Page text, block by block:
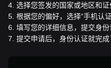
4 选择您签发的国家或地区和证
5 根据您的偏好，选择“手机认证
6 填写您的详细信息，提交身份
7 提交申请后，身份认证就完成